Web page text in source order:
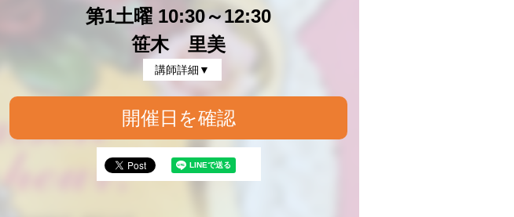
第1土曜 10:30～12:30
笹木 里美
講師詳細▼
開催日を確認